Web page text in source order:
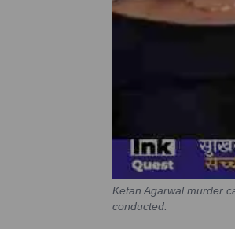
Ketan Agarwal murder
conducted.